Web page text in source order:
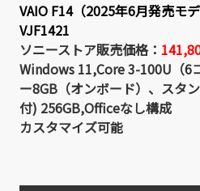
VAIO F14（2025年6月発売モデ
VJF1421
ソニーストア販売価格：
Windows 11,Core 3-100U（6
ー8GB（オンボード）、スタ
付) 256GB,Officeなし構成
カスタマイズ可能